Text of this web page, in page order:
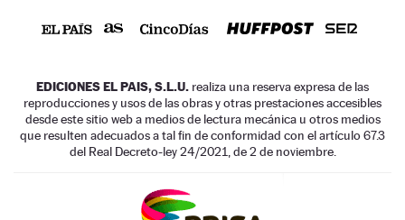
EDICIONES EL PAIS, S.L.U. realiza una reserva expresa de las
reproducciones y usos de las obras y otras prestaciones accesibles
desde este sitio web a medios de lectura mecánica u otros medios
que resulten adecuados a tal fin de conformidad con el artículo 67.3
del Real Decreto-ley 24/2021, de 2 de noviembre.